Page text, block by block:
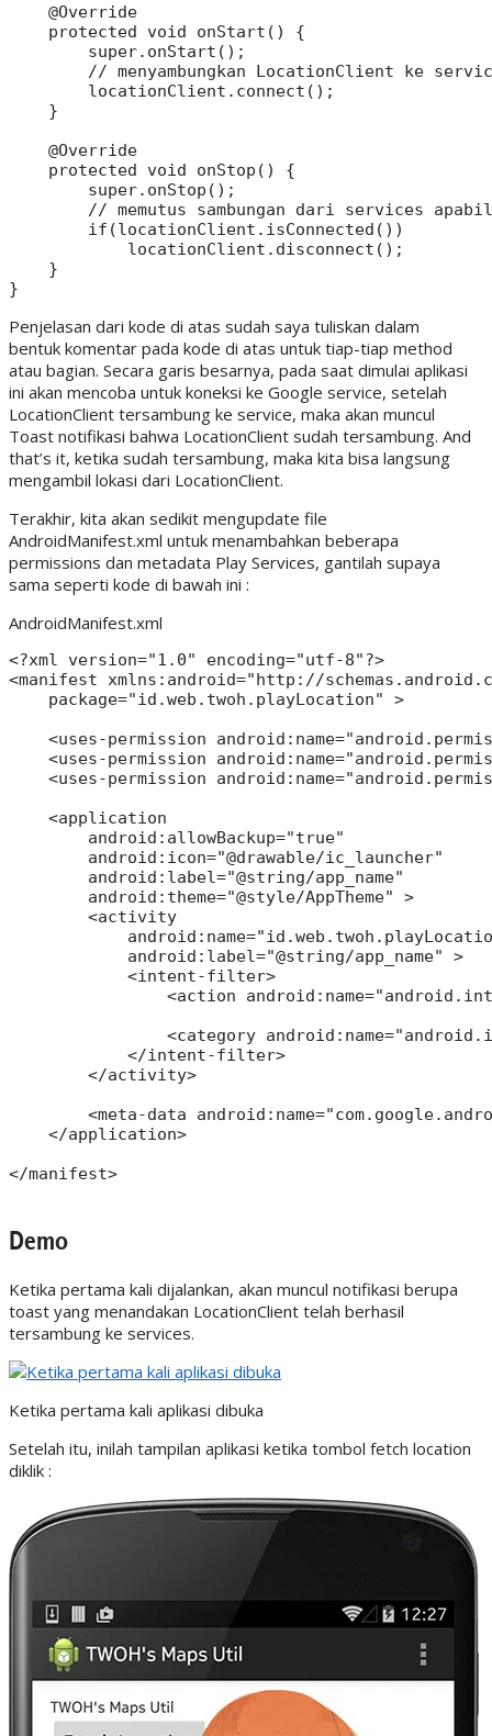
    @Override
    protected void onStart() {
        super.onStart();
// menyambungkan LocationClient ke
        locationClient.connect();
    }
    @Override
    protected void onStop() {
        super.onStop();
// memutus sambungan dari services
        if(locationClient.isConnected())
            locationClient.disconnect();
    }
Penjelasan dari kode di atas sudah saya tuliskan dalam
bentuk komentar pada kode di atas untuk tiap-tiap method
atau bagian. Secara garis besarnya, pada saat dimulai aplikasi
ini akan mencoba untuk koneksi ke Google service, setelah
LocationClient tersambung ke service, maka akan muncul
Toast notifikasi bahwa LocationClient sudah tersambung. And
that’s it, ketika sudah tersambung, maka kita bisa langsung
mengambil lokasi dari LocationClient.
Terakhir, kita akan sedikit mengupdate file
AndroidManifest.xml untuk menambahkan beberapa
permissions dan metadata Play Services, gantilah supaya
sama seperti kode di bawah ini :
AndroidManifest.xml
<?xml version="1.0" encoding="utf-8"?>
<manifest xmlns:android="http://
    package="id.web.twoh.playLocation" >
<uses-permission
<uses-permission
<uses-permission
    <application
        android:allowBackup="true"
        android:icon="@drawable/ic_launcher"
        android:label="@string/app_name"
        android:theme="@style/AppTheme" >
        <activity
            android:label="@string/app_name" >
            <intent-filter>
<action
<category
            </intent-filter>
        </activity>
<meta-data
    </application>
</manifest>
Demo
Ketika pertama kali dijalankan, akan muncul notifikasi berupa
toast yang menandakan LocationClient telah berhasil
tersambung ke services.
Ketika pertama kali aplikasi dibuka
Setelah itu, inilah tampilan aplikasi ketika tombol fetch location
diklik :